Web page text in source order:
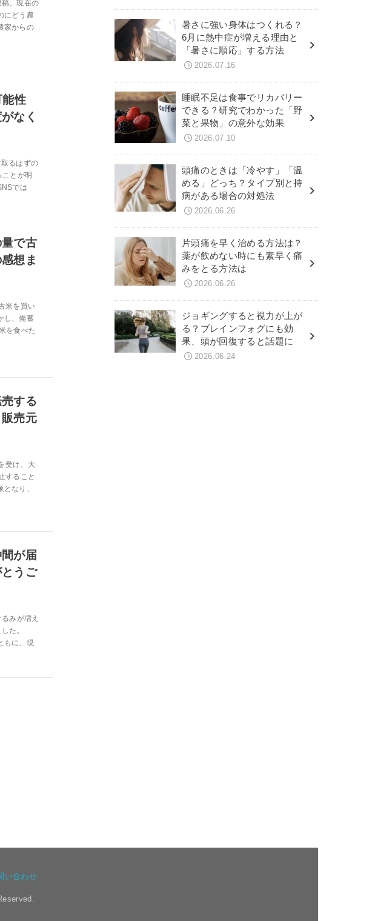
。現在の
にどう農
家からの
能性
なく
るはずの
とが明
では
で古
想ま
米を買い
し、備蓄
を食べた
する
売元
受け、大
すること
なり、
が届
うご
みが増え
た。
もに、現
暑さに強い身体はつくれる？
6月に熱中症が増える理由と
「暑さに順応」する方法
2026.07.16
睡眠不足は食事でリカバリー
できる？研究でわかった「野
菜と果物」の意外な効果
2026.07.10
頭痛のときは「冷やす」「温
める」どっち？タイプ別と持
病がある場合の対処法
2026.06.26
片頭痛を早く治める方法は？
薬が飲めない時にも素早く痛
みをとる方法は
2026.06.26
ジョギングすると視力が上が
る？ブレインフォグにも効
果、頭が回復すると話題に
2026.06.24
い合わせ